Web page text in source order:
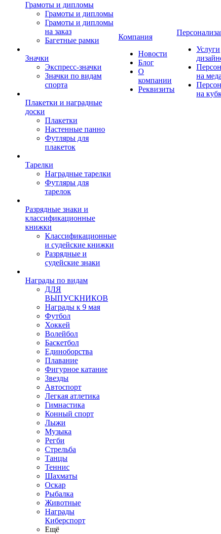
Грамоты и дипломы
Грамоты и дипломы
Грамоты и дипломы
на заказ
Багетные рамки
Значки
Экспресс-значки
Значки по видам
спорта
Плакетки и наградные
доски
Плакетки
Настенные панно
Футляры для
плакеток
Тарелки
Наградные тарелки
Футляры для
тарелок
Разрядные знаки и
классификационные
книжки
Классификационные
и судейские книжки
Разрядные и
судейские знаки
Награды по видам
ДЛЯ
ВЫПУСКНИКОВ
Награды к 9 мая
Футбол
Хоккей
Волейбол
Баскетбол
Единоборства
Плавание
Фигурное катание
Звезды
Автоспорт
Легкая атлетика
Гимнастика
Конный спорт
Лыжи
Музыка
Регби
Стрельба
Танцы
Теннис
Шахматы
Оскар
Рыбалка
Животные
Награды
Киберспорт
Ещё
Компания
Новости
Блог
О
компании
Реквизиты
Услуги
на
на